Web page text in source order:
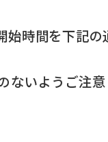
始時間を下記の
いようご注意